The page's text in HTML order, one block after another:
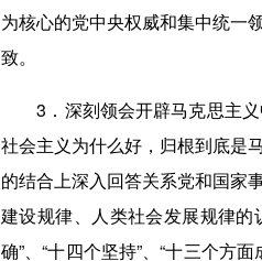
为核心的党中央权威和集中统一
致。
3．深刻领会开辟马克思主义
社会主义为什么好，归根到底是
的结合上深入回答关系党和国家
建设规律、人类社会发展规律
确”、“十四个坚持”、“十三个方